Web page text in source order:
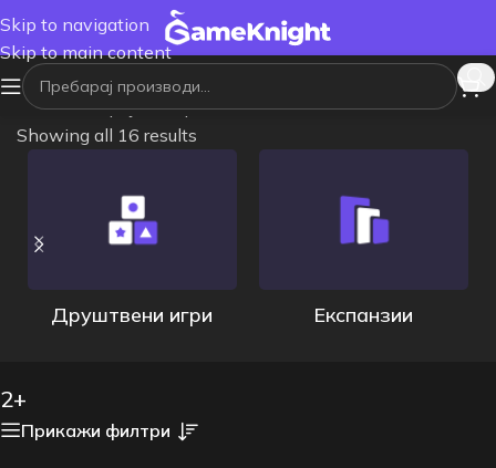
Skip to navigation
Skip to main content
Почетна/Број на играчи/2+
Showing all 16 results
Друштвени игри Експанзии
2+
Прикажи филтри